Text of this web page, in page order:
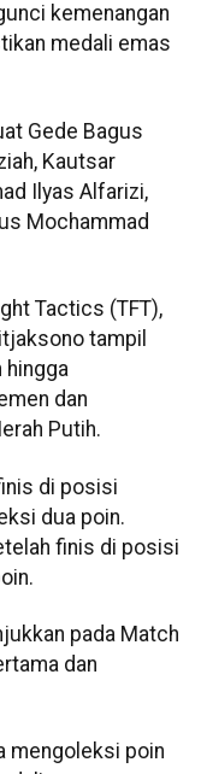
kemenangan
medali emas
Gede Bagus
Kautsar
Ilyas Alfarizi,
Mochammad
Tactics (TFT),
tampil
hingga
dan
Putih.
di posisi
dua poin.
finis di posisi
pada Match
dan
mengoleksi poin